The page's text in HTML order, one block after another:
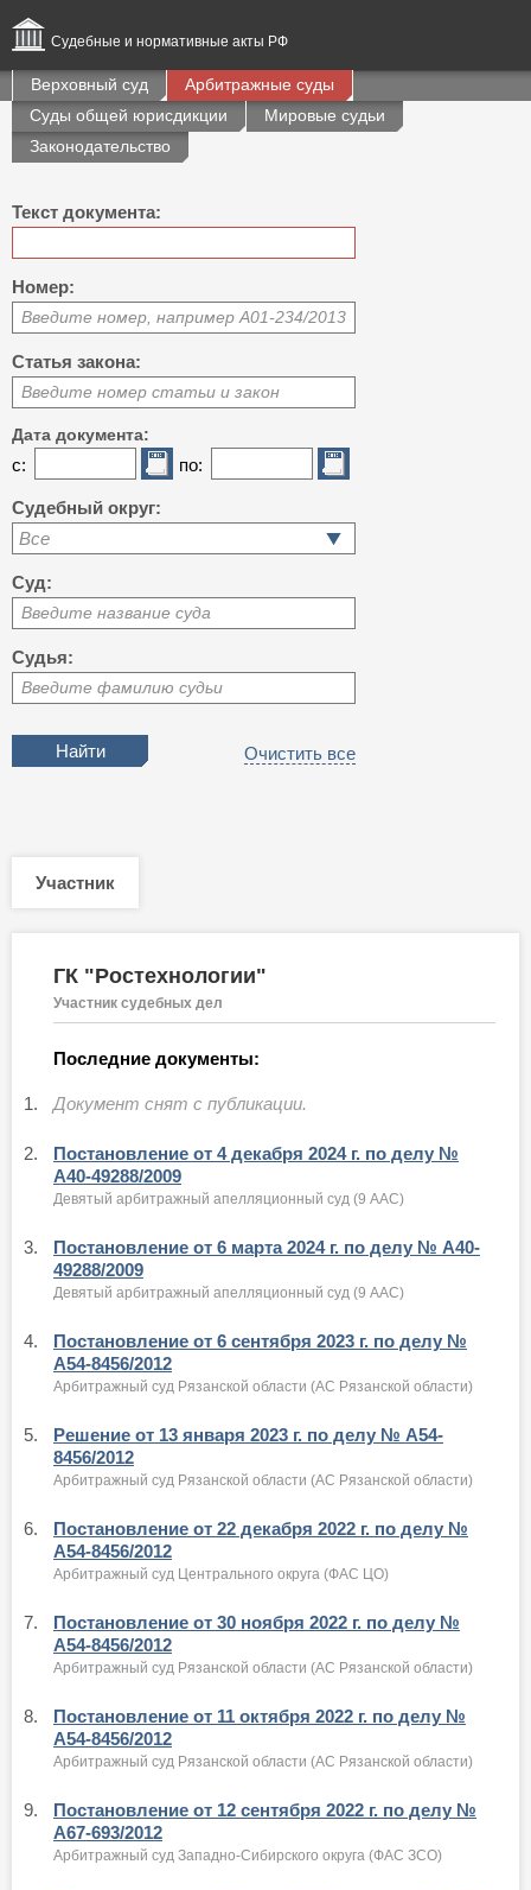
Судебные и нормативные акты РФ
Верховный суд
Арбитражные суды
Суды общей юрисдикции
Мировые судьи
Законодательство
Текст документа:
Номер:
Введите номер, например А01-234/2013
Статья закона:
Введите номер статьи и закон
Дата документа:
с: по:
Судебный округ:
Все
Суд:
Введите название суда
Судья:
Введите фамилию судьи
Очистить все
Участник
ГК "Ростехнологии"
Участник судебных дел
Последние документы:
1. Документ снят с публикации.
2.
Постановление от 4 декабря 2024 г. по делу №
А40-49288/2009
Девятый арбитражный апелляционный суд (9 ААС)
3.
Постановление от 6 марта 2024 г. по делу № А40-
49288/2009
Девятый арбитражный апелляционный суд (9 ААС)
4.
Постановление от 6 сентября 2023 г. по делу №
А54-8456/2012
Арбитражный суд Рязанской области (АС Рязанской области)
5.
Решение от 13 января 2023 г. по делу № А54-
8456/2012
Арбитражный суд Рязанской области (АС Рязанской области)
6.
Постановление от 22 декабря 2022 г. по делу №
А54-8456/2012
Арбитражный суд Центрального округа (ФАС ЦО)
7.
Постановление от 30 ноября 2022 г. по делу №
А54-8456/2012
Арбитражный суд Рязанской области (АС Рязанской области)
8.
Постановление от 11 октября 2022 г. по делу №
А54-8456/2012
Арбитражный суд Рязанской области (АС Рязанской области)
9.
Постановление от 12 сентября 2022 г. по делу №
А67-693/2012
Арбитражный суд Западно-Сибирского округа (ФАС ЗСО)